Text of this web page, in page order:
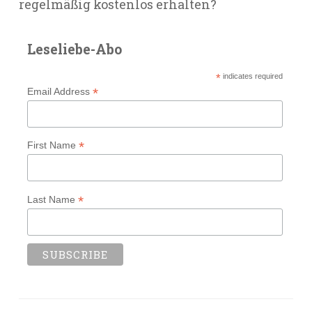
regelmäßig kostenlos erhalten?
Leseliebe-Abo
*indicates required
Email Address *
First Name *
Last Name *